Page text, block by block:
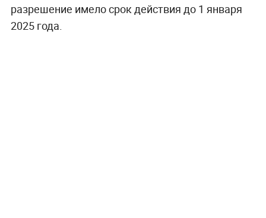
разрешение имело срок действия до 1 января
2025 года.